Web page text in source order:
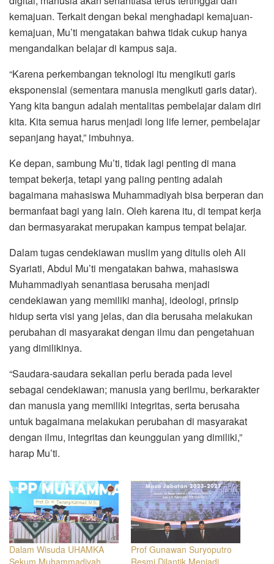
kemajuan. Terkait dengan bekal menghadapi kemajuan-
kemajuan, Mu’ti mengatakan bahwa tidak cukup hanya
mengandalkan belajar di kampus saja.
“Karena perkembangan teknologi itu mengikuti garis
eksponensial (sementara manusia mengikuti garis datar).
Yang kita bangun adalah mentalitas pembelajar dalam diri
kita. Kita semua harus menjadi long life lerner, pembelajar
sepanjang hayat,” imbuhnya.
Ke depan, sambung Mu’ti, tidak lagi penting di mana
tempat bekerja, tetapi yang paling penting adalah
bagaimana mahasiswa Muhammadiyah bisa berperan dan
bermanfaat bagi yang lain. Oleh karena itu, di tempat kerja
dan bermasyarakat merupakan kampus tempat belajar.
Dalam tugas cendekiawan muslim yang ditulis oleh Ali
Syariati, Abdul Mu’ti mengatakan bahwa, mahasiswa
Muhammadiyah senantiasa berusaha menjadi
cendekiawan yang memiliki manhaj, ideologi, prinsip
hidup serta visi yang jelas, dan dia berusaha melakukan
perubahan di masyarakat dengan ilmu dan pengetahuan
yang dimilikinya.
“Saudara-saudara sekalian perlu berada pada level
sebagai cendekiawan; manusia yang berilmu, berkarakter
dan manusia yang memiliki integritas, serta berusaha
untuk bagaimana melakukan perubahan di masyarakat
dengan ilmu, integritas dan keunggulan yang dimiliki,”
harap Mu’ti.
Dalam Wisuda UHAMKA
Prof Gunawan Suryoputro